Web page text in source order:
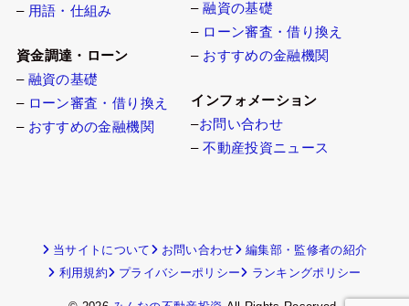
– 用語・仕組み
資金調達・ローン
– 融資の基礎
– ローン審査・借り換え
– おすすめの金融機関
–融資の基礎
– ローン審査・借り換え
– おすすめの金融機関
インフォメーション
–お問い合わせ
–不動産投資ニュース
当サイトについて お問い合わせ
編集部・監修者の紹介
利用規約
プライバシーポリシー ランキングポリシー